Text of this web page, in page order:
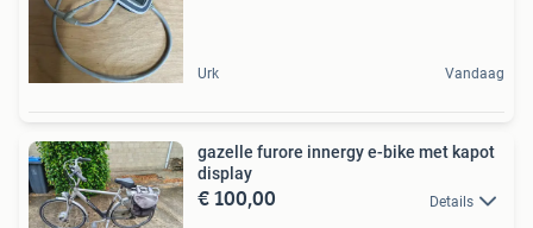
Urk Vandaag
gazelle furore innergy e-bike met kapot
display
€ 100,00 Details